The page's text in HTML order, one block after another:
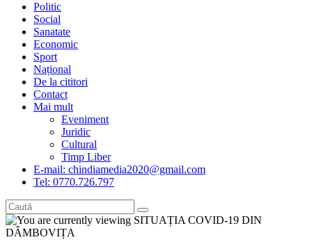
Politic
Social
Sanatate
Economic
Sport
Național
De la cititori
Contact
Mai mult
Eveniment
Juridic
Cultural
Timp Liber
E-mail: chindiamedia2020@gmail.com
Tel: 0770.726.797